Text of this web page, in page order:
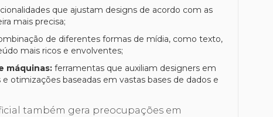
que ajustam designs de acordo com as
mais precisa;
de diferentes formas de mídia, como texto,
mais ricos e envolventes;
máquinas: ferramentas que auxiliam designers em
otimizações baseadas em vastas bases de dados e
também gera preocupações em